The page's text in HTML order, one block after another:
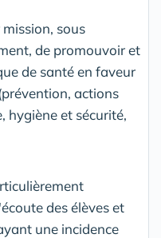
sous
de promouvoir et
de santé en faveur
actions
hygiène et sécurité,
des élèves et
une incidence